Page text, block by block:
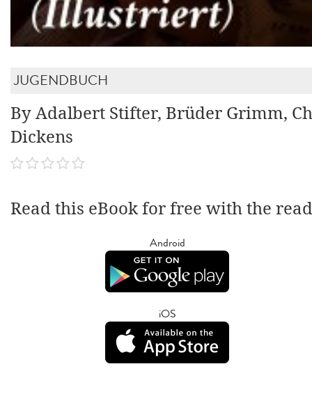
JUGENDBUCH
By Adalbert Stifter, Brüder Grimm,
Dickens
Read this eBook for free with the
Android
iOS